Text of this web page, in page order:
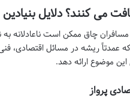
می کنند؟ دلایل بنیادین
مسافران چاق ممکن است ناعادلانه
عمدتاً ریشه در مسائل اقتصادی،
موضوع ارائه دهد.
پرواز